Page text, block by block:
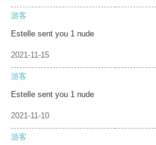
游客
Estelle sent you 1 nude
2021-11-15
游客
Estelle sent you 1 nude
2021-11-10
游客